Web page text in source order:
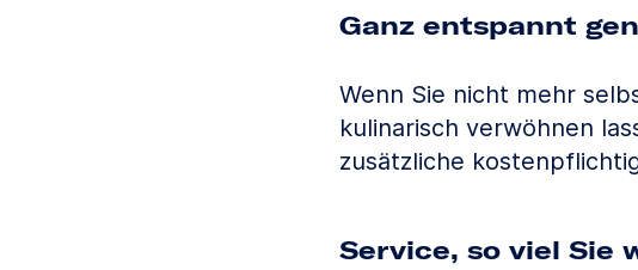
Ganz entspannt
Wenn Sie nicht mehr
kulinarisch verwöhnen
zusätzliche
Service, so viel Sie